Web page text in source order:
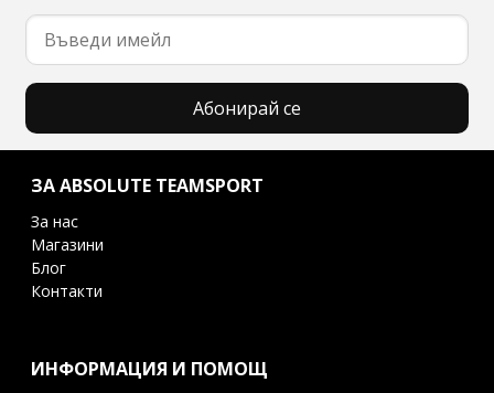
Абонирай се
ЗА ABSOLUTE TEAMSPORT
За нас
Магазини
Блог
Контакти
ИНФОРМАЦИЯ И ПОМОЩ